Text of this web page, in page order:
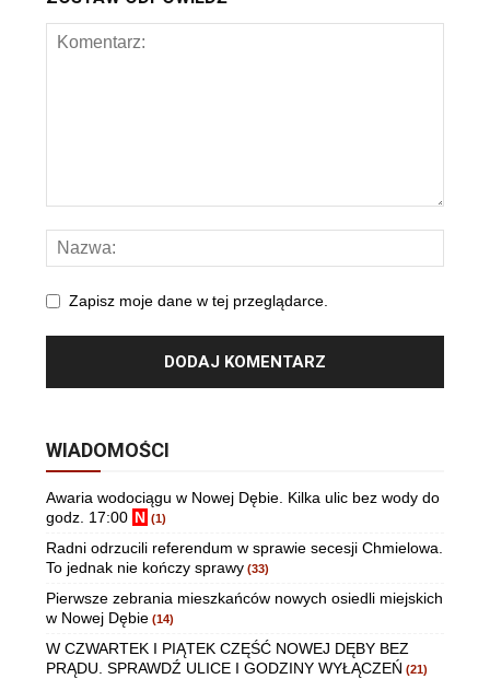
Zapisz moje dane w tej przeglądarce.
WIADOMOŚCI
Awaria wodociągu w Nowej Dębie. Kilka ulic bez wody do
godz. 17:00 N (1)
Radni odrzucili referendum w sprawie secesji Chmielowa.
To jednak nie kończy sprawy (33)
Pierwsze zebrania mieszkańców nowych osiedli miejskich
w Nowej Dębie (14)
W CZWARTEK I PIĄTEK CZĘŚĆ NOWEJ DĘBY BEZ
PRĄDU. SPRAWDŹ ULICE I GODZINY WYŁĄCZEŃ (21)